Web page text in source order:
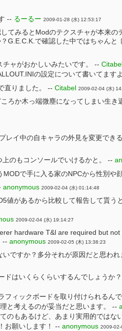
-- るーるー 2009-01-28 (水) 12:53:17
てみるとModのテクスチャが本来
G.E.C.K.で確認した中ではちゃんと
ャがおかしいみたいです。 --
の設定について書いてます
直りました。 -- Citabel 2009-02-04 (水)
ろか木っ端微塵になってしまい生
レイ中の自キャラの外見を変更で
のもコンソールでいけるかと。 --
で手に入る家のNPCから性別や
anonymous 2009-02-04 (水) 01:14:48
値があるから比較して報告して貰
2009-02-04 (水) 19:14:27
hardware T&l are required but
-- anonymous 2009-02-05 (木) 13:38:23
ですか？多分それが原因だと思わ
はいくらくらいするんでしょうか
ィックボードを取り付けられるん
と考えるのが妥当だと思います。 --
のもあるけど、あまり実用的ではな
お願いします！ -- anonymous 2009-